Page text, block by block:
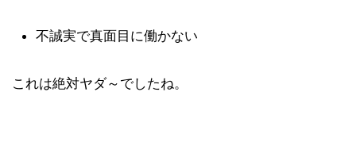
不誠実で真面目に働かない
これは絶対ヤダ～でしたね。